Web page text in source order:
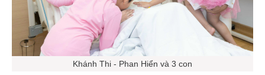
Khánh Thi - Phan Hiển và 3 con